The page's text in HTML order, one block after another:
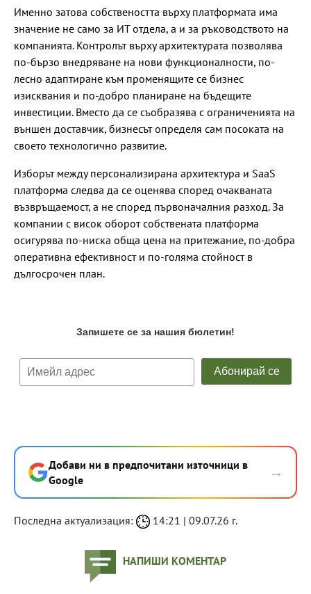
Именно затова собствеността върху платформата има
значение не само за ИТ отдела, а и за ръководството на
компанията. Контролът върху архитектурата позволява
по-бързо внедряване на нови функционалности, по-
лесно адаптиране към променящите се бизнес
изисквания и по-добро планиране на бъдещите
инвестиции. Вместо да се съобразява с ограниченията на
външен доставчик, бизнесът определя сам посоката на
своето технологично развитие.
Изборът между персонализирана архитектура и SaaS
платформа следва да се оценява според очакваната
възвръщаемост, а не според първоначалния разход. За
компании с висок оборот собствената платформа
осигурява по-ниска обща цена на притежание, по-добра
оперативна ефективност и по-голяма стойност в
дългосрочен план.
Добави ни в предпочитани източници в
Google
→
Последна актуализация: 14:21 | 09.07.26 г.
НАПИШИ КОМЕНТАР